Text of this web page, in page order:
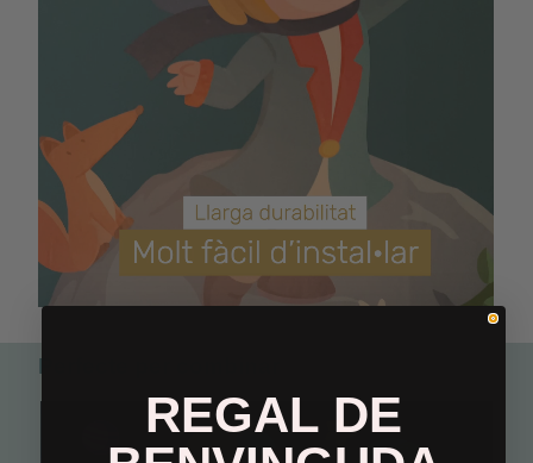
Perfecte per combinar
REGAL DE